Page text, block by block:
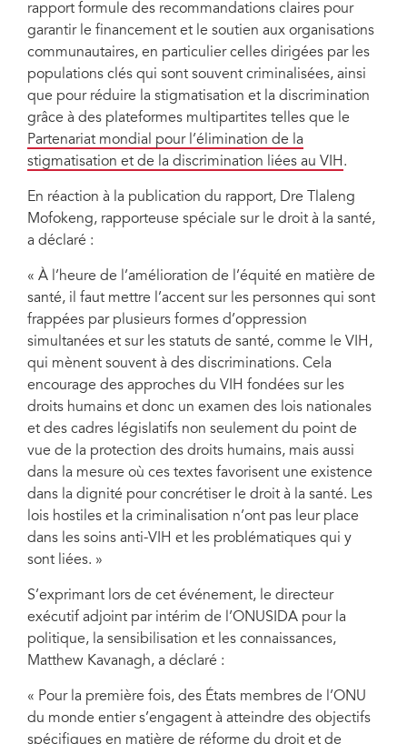
rapport formule des recommandations claires pour
garantir le financement et le soutien aux organisations
communautaires, en particulier celles dirigées par les
populations clés qui sont souvent criminalisées, ainsi
que pour réduire la stigmatisation et la discrimination
grâce à des plateformes multipartites telles que le
Partenariat mondial pour l’élimination de la
stigmatisation et de la discrimination liées au VIH .
En réaction à la publication du rapport, Dre Tlaleng
Mofokeng, rapporteuse spéciale sur le droit à la santé,
a déclaré :
« À l’heure de l’amélioration de l’équité en matière de
santé, il faut mettre l’accent sur les personnes qui sont
frappées par plusieurs formes d’oppression
simultanées et sur les statuts de santé, comme le VIH,
qui mènent souvent à des discriminations. Cela
encourage des approches du VIH fondées sur les
droits humains et donc un examen des lois nationales
et des cadres législatifs non seulement du point de
vue de la protection des droits humains, mais aussi
dans la mesure où ces textes favorisent une existence
dans la dignité pour concrétiser le droit à la santé. Les
lois hostiles et la criminalisation n’ont pas leur place
dans les soins anti-VIH et les problématiques qui y
sont liées. »
S’exprimant lors de cet événement, le directeur
exécutif adjoint par intérim de l’ONUSIDA pour la
politique, la sensibilisation et les connaissances,
Matthew Kavanagh, a déclaré :
« Pour la première fois, des États membres de l’ONU
du monde entier s’engagent à atteindre des objectifs
spécifiques en matière de réforme du droit et de